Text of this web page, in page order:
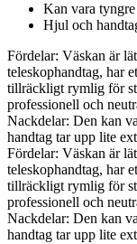
Kan vara
Hjul och
Fördelar: Väskan är
teleskophandtag, har
tillräckligt rymlig för
professionell och
Nackdelar: Den kan
handtag tar upp lite
Fördelar: Väskan är
teleskophandtag, har
tillräckligt rymlig för
professionell och
Nackdelar: Den kan
handtag tar upp lite